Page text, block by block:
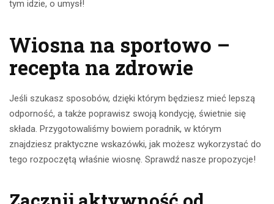
tym idzie, o umysł!
Wiosna na sportowo –
recepta na zdrowie
Jeśli szukasz sposobów, dzięki którym będziesz mieć lepszą
odporność, a także poprawisz swoją kondycję, świetnie się
składa. Przygotowaliśmy bowiem poradnik, w którym
znajdziesz praktyczne wskazówki, jak możesz wykorzystać do
tego rozpoczętą właśnie wiosnę. Sprawdź nasze propozycje!